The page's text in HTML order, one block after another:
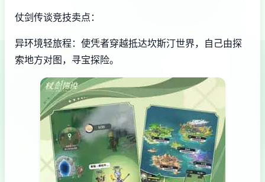
仗剑传谈竞技卖点：
异环境轻旅程：使凭者穿越抵达坎斯汀世界，自己由探
索地方对图，寻宝探险。